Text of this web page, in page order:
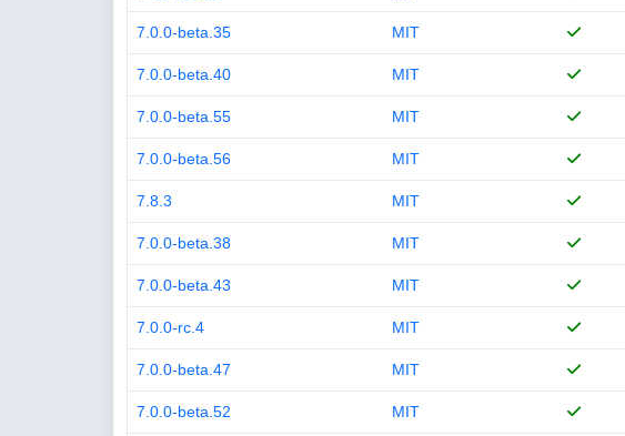
7.0.0-beta.35 MIT
7.0.0-beta.40 MIT
7.0.0-beta.55 MIT
7.0.0-beta.56 MIT
7.8.3 MIT
7.0.0-beta.38 MIT
7.0.0-beta.43 MIT
7.0.0-rc.4 MIT
7.0.0-beta.47 MIT
7.0.0-beta.52 MIT